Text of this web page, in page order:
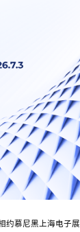
约慕尼黑上海电子展